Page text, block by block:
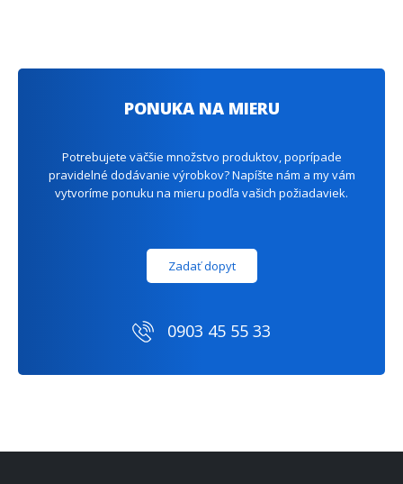
PONUKA NA MIERU
Potrebujete väčšie množstvo produktov, poprípade
pravidelné dodávanie výrobkov? Napíšte nám a my vám
vytvoríme ponuku na mieru podľa vašich požiadaviek.
Zadať dopyt
0903 45 55 33